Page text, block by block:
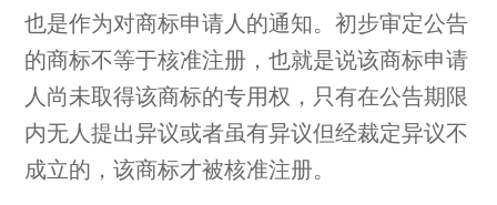
也是作为对商标申请人的通知。初步审定公告
的商标不等于核准注册，也就是说该商标申请
人尚未取得该商标的专用权，只有在公告期限
内无人提出异议或者虽有异议但经裁定异议不
成立的，该商标才被核准注册。